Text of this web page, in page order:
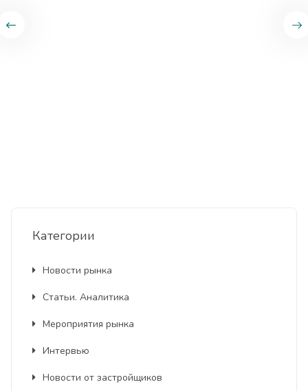
Категории
Новости рынка
Статьи. Аналитика
Мероприятия рынка
Интервью
Новости от застройщиков